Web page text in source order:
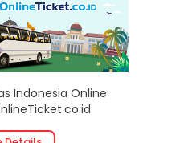
Indonesia Online